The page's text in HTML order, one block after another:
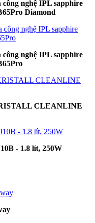
nghệ IPL sapphire
Diamond
nghệ IPL sapphire
CLEANLINE
- 1.8 lít, 250W